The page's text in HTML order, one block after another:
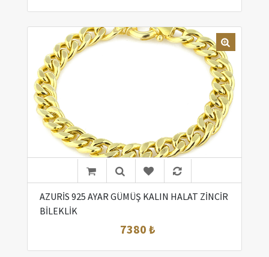
AZURİS 925 AYAR GÜMÜŞ KALIN HALAT ZİNCİR
BİLEKLİK
7380 ₺